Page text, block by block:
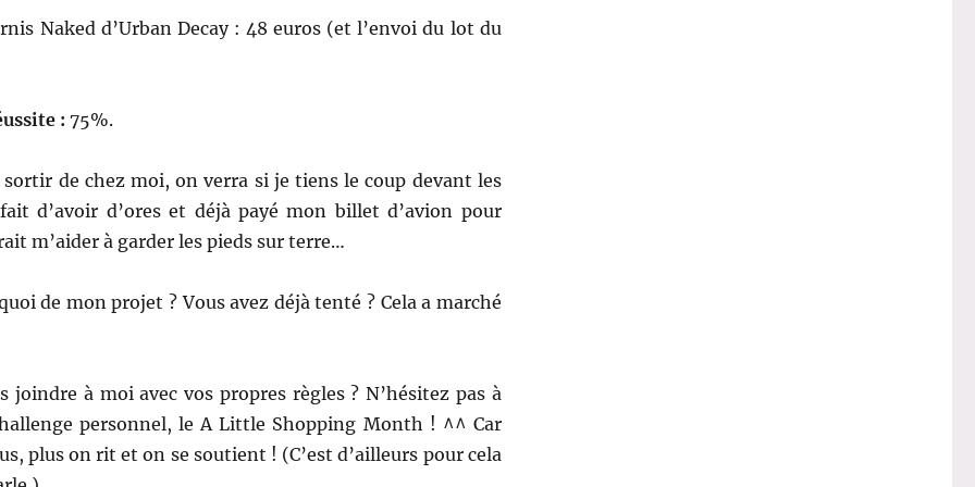
Naked d’Urban Decay : 48 euros (et l’envoi du lot du
: 75%.
de chez moi, on verra si je tiens le coup devant les
d’avoir d’ores et déjà payé mon billet d’avion pour
m’aider à garder les pieds sur terre…
de mon projet ? Vous avez déjà tenté ? Cela a marché
joindre à moi avec vos propres règles ? N’hésitez pas à
personnel, le A Little Shopping Month ! ^^ Car
plus on rit et on se soutient ! (C’est d’ailleurs pour cela